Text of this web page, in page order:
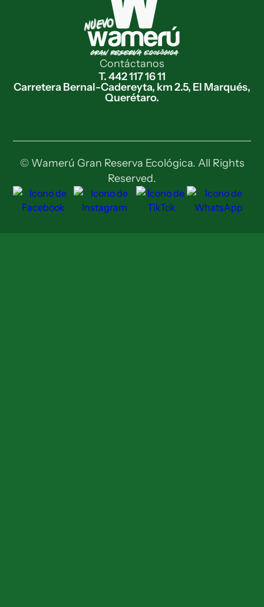
Contáctanos
T. 442 117 16 11
Carretera Bernal-Cadereyta, km 2.5, El Marqués,
Querétaro.
© Wamerú Gran Reserva Ecológica. All Rights
Reserved.